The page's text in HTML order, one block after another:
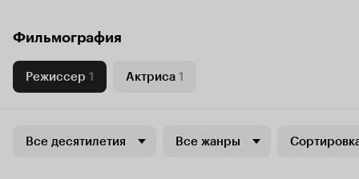
Фильмография
Режиссер 1 Актриса 1
Все десятилетия Все жанры